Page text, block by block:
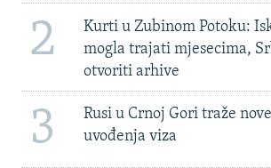
2
Kurti u Zubinom Potoku:
mogla trajati mjesecima,
otvoriti arhive
3
Rusi u Crnoj Gori traže
uvođenja viza